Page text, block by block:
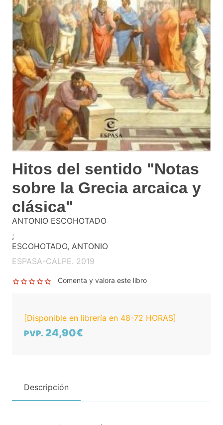
Hitos del sentido "Notas
sobre la Grecia arcaica y
clásica"
ANTONIO ESCOHOTADO
;
ESCOHOTADO, ANTONIO
ESPASA-CALPE. 2019
Comenta y valora este libro
[Disponible en librería en 48-72 HORAS]
PVP. 24,90€
Descripción